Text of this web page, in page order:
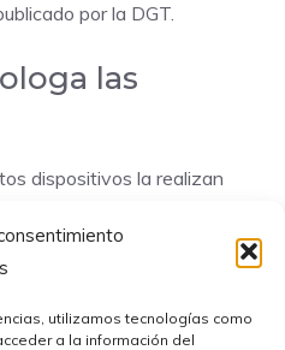
utilizamos tecnologías como
a la información del
por la DGT.
las
dispositivos la realizan
DGT publica el listado
que pueden